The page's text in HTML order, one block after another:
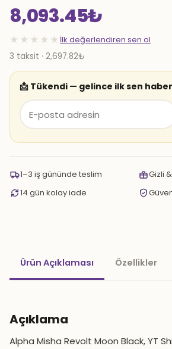
8,093.45₺
★★★★★ İlk değerlendiren sen ol
3 taksit · 2,697.82₺
📩 Tükendi — gelince ilk sen
1–3 iş gününde teslim
Gizli
14 gün kolay iade
Ürün Açıklaması Özellikler
Açıklama
Alpha Misha Revolt Moon Black, YT